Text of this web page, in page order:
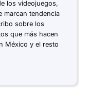
los videojuegos,
marcan tendencia
sobre los
que más hacen
México y el resto